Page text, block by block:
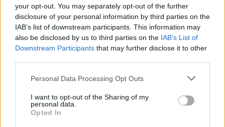
your opt-out. You may separately opt-out of the further
disclosure of your personal information by third parties on the
IAB’s list of downstream participants. This information may
also be disclosed by us to third parties on the IAB’s List of
Downstream Participants that may further disclose it to other
Personal Data Processing Opt Outs
I want to opt-out of the Sharing of my
personal data.
Opted In
Rekordiškai nusekęs
Dunojus atidengė II
pasaulinio karo laikų
radinius(1)
Ukrainiečių dronai smogė
„Wildberries“ sandėliui
Jekaterinburge, už 2000